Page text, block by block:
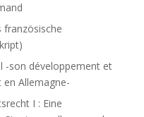
französische
-son développement et
Allemagne-
I : Eine